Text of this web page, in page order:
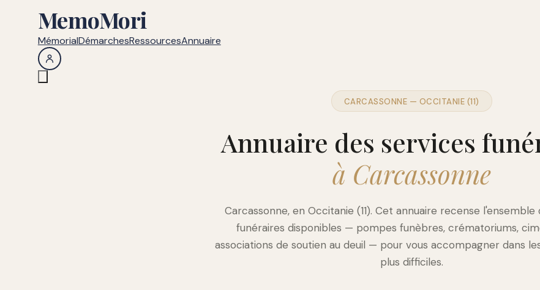
MemoMori
MémorialDémarchesRessourcesAnnuaire
CARCASSONNE — OCCITANIE (11)
Annuaire des services
à Carcassonne
Carcassonne, en Occitanie (11). Cet annuaire recense l'ensemble
funéraires disponibles — pompes funèbres, crématoriums,
associations de soutien au deuil — pour vous accompagner dans
plus difficiles.